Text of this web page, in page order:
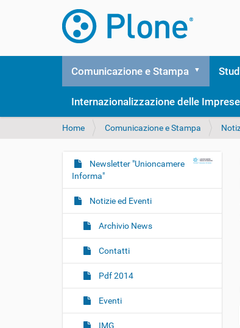
Comunicazione e Stampa
Internazionalizzazione delle Imprese
T
s
q
i
Home Comunicazione e Stampa
N
a
v
i
a
o
Newsletter "Unioncamere
Informa"
Notizie ed Eventi
Archivio News
Contatti
Pdf 2014
Eventi
IMG